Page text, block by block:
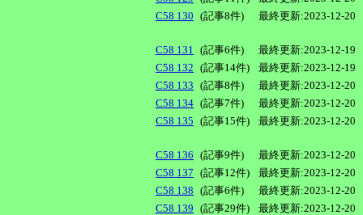
C58 130 (記事8件) 最終更新:2023-12-20
C58 131 (記事6件)
最終更新:2023-12-19
C58 132 (記事14件)
最終更新:2023-12-19
C58 133 (記事8件)
最終更新:2023-12-20
C58 134 (記事7件)
最終更新:2023-12-20
C58 135 (記事15件) 最終更新:2023-12-20
C58 136 (記事9件)
最終更新:2023-12-20
C58 137 (記事12件)
最終更新:2023-12-20
C58 138 (記事6件)
最終更新:2023-12-20
C58 139 (記事29件)
最終更新:2023-12-20